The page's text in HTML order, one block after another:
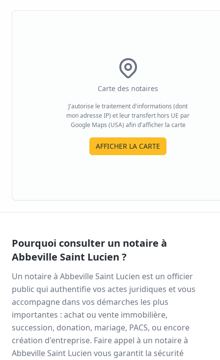
Carte des notaires
J'autorise le traitement d'informations (dont
mon adresse IP) et leur transfert hors UE par
Google Maps (USA) afin d'afficher la carte
AFFICHER LA CARTE
Pourquoi consulter un notaire à
Abbeville Saint Lucien ?
Un notaire à Abbeville Saint Lucien est un officier
public qui authentifie vos actes juridiques et vous
accompagne dans vos démarches les plus
importantes : achat ou vente immobilière,
succession, donation, mariage, PACS, ou encore
création d'entreprise. Faire appel à un notaire à
Abbeville Saint Lucien vous garantit la sécurité